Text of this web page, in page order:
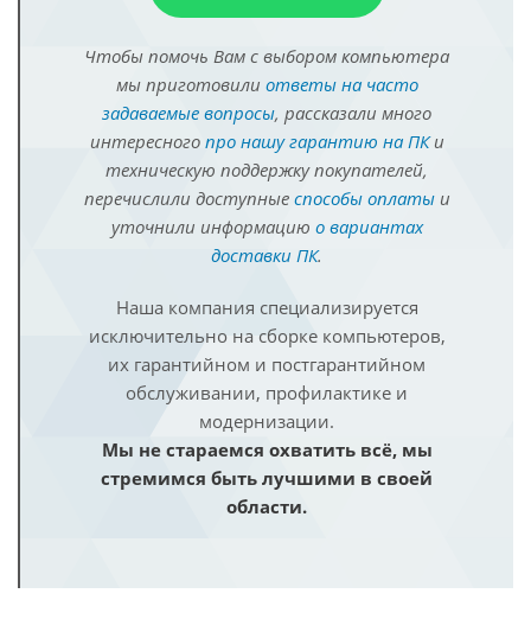
Чтобы помочь Вам с выбором компьютера
мы приготовили ответы на часто
задаваемые вопросы, рассказали много
интересного про нашу гарантию на ПКи
техническую поддержку покупателей,
перечислили доступные способы оплатыи
уточнили информацию о вариантах
доставки ПК.
Наша компания специализируется
исключительно на сборке компьютеров,
их гарантийном и постгарантийном
обслуживании, профилактике и
модернизации.
Мы не стараемся охватить всё, мы
стремимся быть лучшими в своей
области.